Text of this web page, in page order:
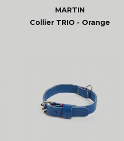
MARTIN
Collier TRIO - Orange